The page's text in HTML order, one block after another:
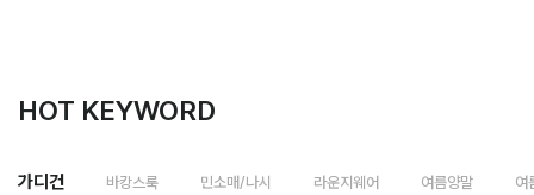
HOT KEYWORD
가디건 바캉스룩 민소매/나시 라운지웨어 여름양말 여